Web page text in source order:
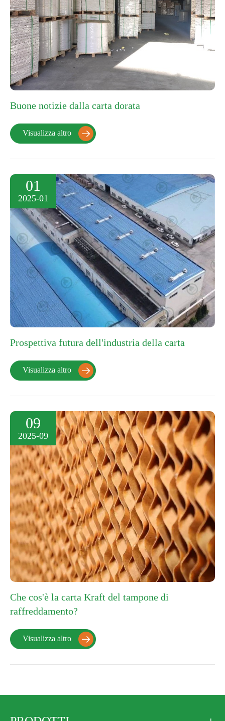
Buone notizie dalla carta dorata
Visualizza altro 
01
2025-01
Prospettiva futura dell'industria della carta
Visualizza altro 
09
2025-09
Che cos'è la carta Kraft del tampone di
raffreddamento?
Visualizza altro 